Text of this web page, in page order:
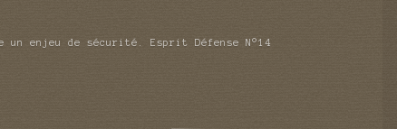
un enjeu de sécurité. Esprit Défense N°14